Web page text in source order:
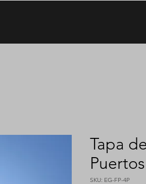
Tapa
Puertos
SKU: EG-FP-4P